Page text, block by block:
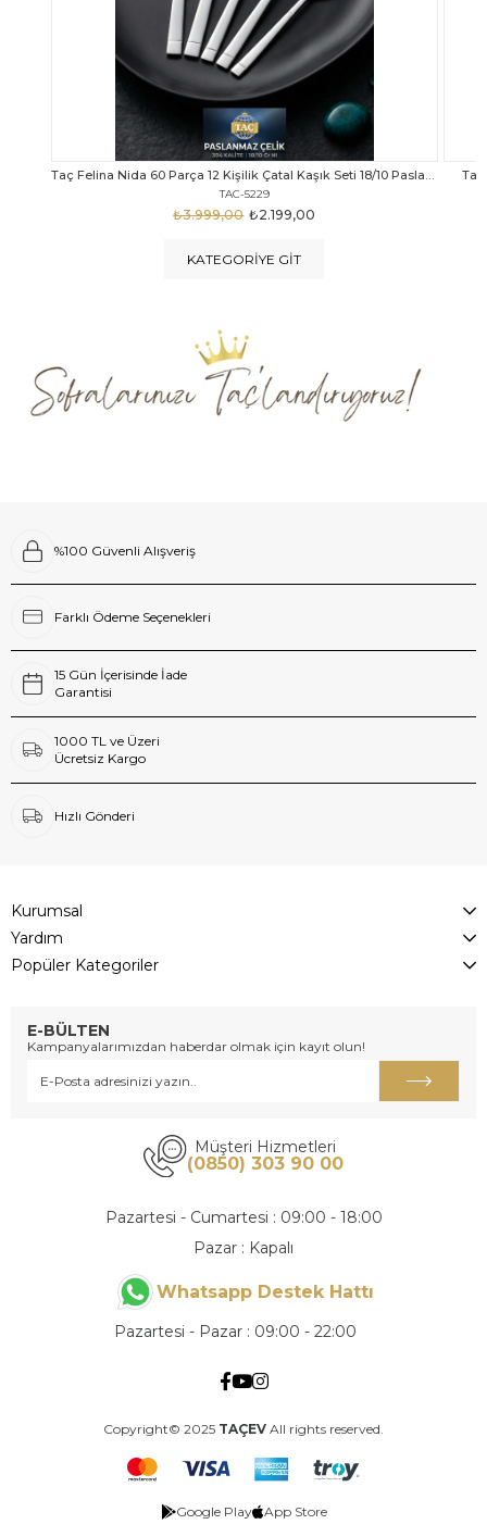
Taç Calista Tivoli 72 Parça 12 Kişilik Çatal Kaşık Bıçak Seti
TAC-5040
₺2.999,00
₺4.289,00
Taç
KATEGORIYE GIT
%100 Güvenli Alışveriş
Farklı Ödeme Seçenekleri
15 Gün İçerisinde İade
Garantisi
1000 TL ve Üzeri
Ücretsiz Kargo
Hızlı Gönderi
Kurumsal
Yardım
Popüler Kategoriler
E-BÜLTEN
Kampanyalarımızdan haberdar olmak için kayıt olun!
Müşteri Hizmetleri
(0850) 303 90 00
Pazartesi - Cumartesi : 09:00 - 18:00
Pazar : Kapalı
Whatsapp Destek Hattı
Pazartesi - Pazar : 09:00 - 22:00
Copyright© 2025 TAÇEV All rights reserved.
Google Play App Store